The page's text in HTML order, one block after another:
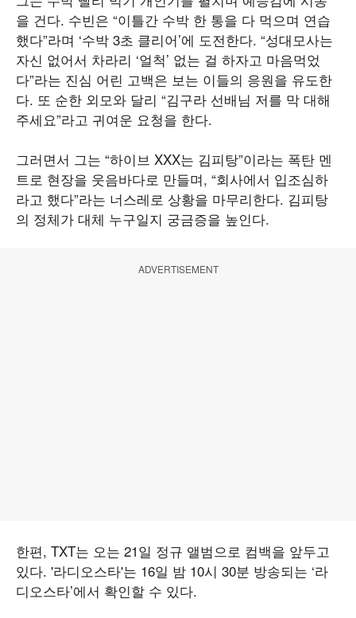
을 건다. 수빈은 “이틀간 수박 한 통을 다 먹으며 연습
했다”라며 ‘수박 3초 클리어’에 도전한다. “성대모사는
자신 없어서 차라리 ‘얼척’ 없는 걸 하자고 마음먹었
다”라는 진심 어린 고백은 보는 이들의 응원을 유도한
다. 또 순한 외모와 달리 “김구라 선배님 저를 막 대해
주세요”라고 귀여운 요청을 한다.
그러면서 그는 “하이브 XXX는 김피탕”이라는 폭탄 멘
트로 현장을 웃음바다로 만들며, “회사에서 입조심하
라고 했다”라는 너스레로 상황을 마무리한다. 김피탕
의 정체가 대체 누구일지 궁금증을 높인다.
ADVERTISEMENT
한편, TXT는 오는 21일 정규 앨범으로 컴백을 앞두고
있다. '라디오스타'는 16일 밤 10시 30분 방송되는 ‘라
디오스타’에서 확인할 수 있다.